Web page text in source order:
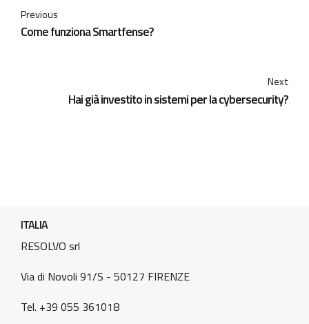
Previous
Come funziona Smartfense?
Next
Hai già investito in sistemi per la cybersecurity?
ITALIA
RESOLVO srl
Via di Novoli 91/S - 50127 FIRENZE
Tel. +39 055 361018